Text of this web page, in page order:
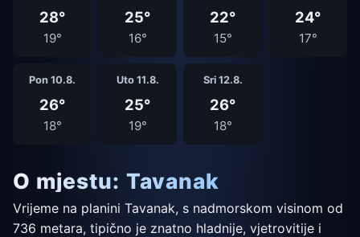
28°
19°
25°
16°
22°
15°
24°
17°
Pon 10.8.
26°
18°
Uto 11.8.
25°
19°
Sri 12.8.
26°
18°
O mjestu: Tavanak
Vrijeme na planini Tavanak, s nadmorskom visinom od
736 metara, tipično je znatno hladnije, vjetrovitije i